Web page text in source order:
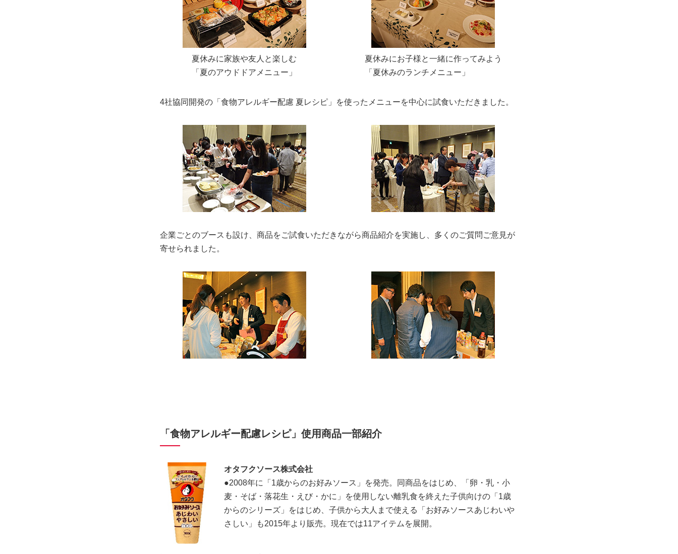
夏休みに家族や友人と楽しむ
「夏のアウドドアメニュー」
夏休みにお子様と一緒に作ってみよう
「夏休みのランチメニュー」
4社協同開発の「食物アレルギー配慮 夏レシピ」を使ったメニューを中心に試食いただきました。
企業ごとのブースも設け、商品をご試食いただきながら商品紹介を実施し、多くのご質問ご意見が
寄せられました。
「食物アレルギー配慮レシピ」使用商品一部紹介
オタフクソース株式会社
●2008年に「1歳からのお好みソース」を発売。同商品をはじめ、「卵・乳・小
麦・そば・落花生・えび・かに」を使用しない離乳食を終えた子供向けの「1歳
からのシリーズ」をはじめ、子供から大人まで使える「お好みソースあじわいや
さしい」も2015年より販売。現在では11アイテムを展開。